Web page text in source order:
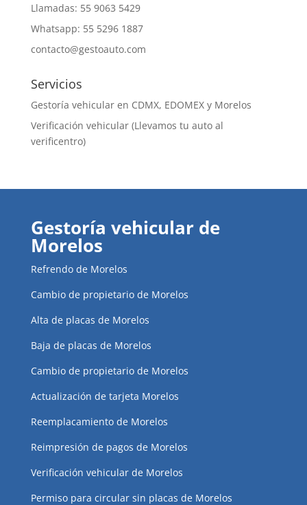
Llamadas: 55 9063 5429
Whatsapp: 55 5296 1887
contacto@gestoauto.com
Servicios
Gestoría vehicular en CDMX, EDOMEX y Morelos
Verificación vehicular (Llevamos tu auto al
verificentro)
Gestoría vehicular de
Morelos
Refrendo de Morelos
Cambio de propietario de Morelos
Alta de placas de Morelos
Baja de placas de Morelos
Cambio de propietario de Morelos
Actualización de tarjeta Morelos
Reemplacamiento de Morelos
Reimpresión de pagos de Morelos
Verificación vehicular de Morelos
Permiso para circular sin placas de Morelos